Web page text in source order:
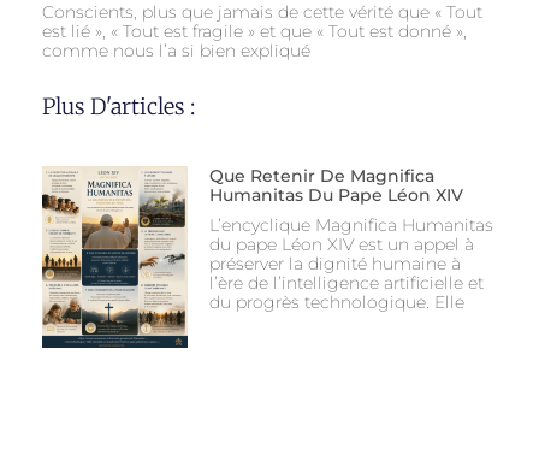
Conscients, plus que jamais de cette vérité que « Tout
est lié », « Tout est fragile » et que « Tout est donné »,
comme nous l’a si bien expliqué
Plus D'articles :
Que Retenir De Magnifica
Humanitas Du Pape Léon XIV
L’encyclique Magnifica Humanitas
du pape Léon XIV est un appel à
préserver la dignité humaine à
l’ère de l’intelligence artificielle et
du progrès technologique. Elle